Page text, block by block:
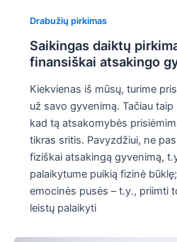
Drabužių pirkimas
Saikingas daiktų
finansiškai atsakingo
Kiekvienas iš mūsų, turime
už savo gyvenimą. Tačiau
kad tą atsakomybės
tikras sritis. Pavyzdžiui, ne
fiziškai atsakingą gyvenimą,
palaikytume puikią fizinė
emocinės pusės – t.y., priimti
leistų palaikyti